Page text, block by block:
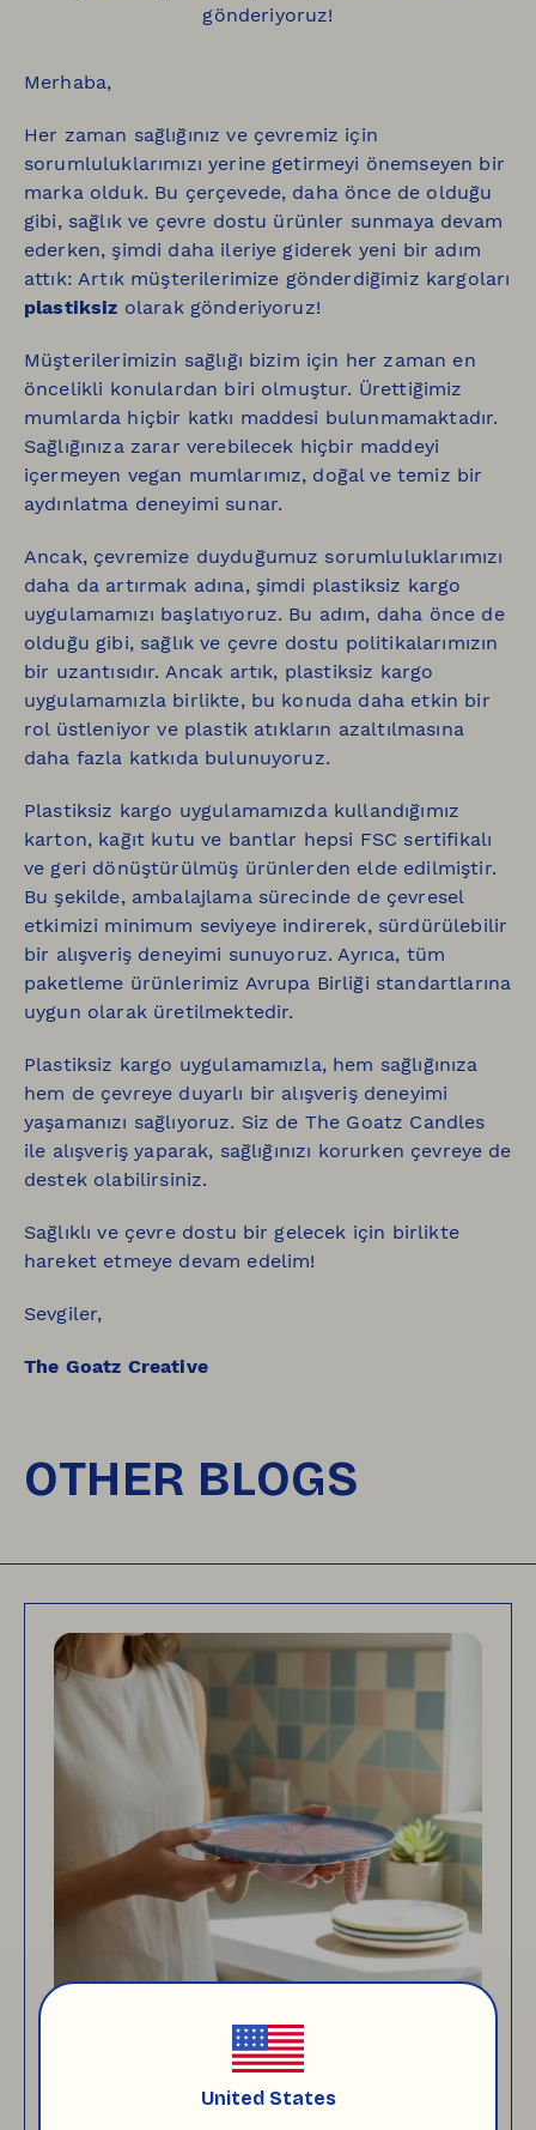
United States
gönderiyoruz!
Merhaba,
Her zaman sağlığınız ve çevremiz için
sorumluluklarımızı yerine getirmeyi önemseyen bir
marka olduk. Bu çerçevede, daha önce de olduğu
gibi, sağlık ve çevre dostu ürünler sunmaya devam
ederken, şimdi daha ileriye giderek yeni bir adım
attık: Artık müşterilerimize gönderdiğimiz kargoları
plastiksiz olarak gönderiyoruz!
Müşterilerimizin sağlığı bizim için her zaman en
öncelikli konulardan biri olmuştur. Ürettiğimiz
mumlarda hiçbir katkı maddesi bulunmamaktadır.
Sağlığınıza zarar verebilecek hiçbir maddeyi
içermeyen vegan mumlarımız, doğal ve temiz bir
aydınlatma deneyimi sunar.
Ancak, çevremize duyduğumuz sorumluluklarımızı
daha da artırmak adına, şimdi plastiksiz kargo
uygulamamızı başlatıyoruz. Bu adım, daha önce de
olduğu gibi, sağlık ve çevre dostu politikalarımızın
bir uzantısıdır. Ancak artık, plastiksiz kargo
uygulamamızla birlikte, bu konuda daha etkin bir
rol üstleniyor ve plastik atıkların azaltılmasına
daha fazla katkıda bulunuyoruz.
Plastiksiz kargo uygulamamızda kullandığımız
karton, kağıt kutu ve bantlar hepsi FSC sertifikalı
ve geri dönüştürülmüş ürünlerden elde edilmiştir.
Bu şekilde, ambalajlama sürecinde de çevresel
etkimizi minimum seviyeye indirerek, sürdürülebilir
bir alışveriş deneyimi sunuyoruz. Ayrıca, tüm
paketleme ürünlerimiz Avrupa Birliği standartlarına
uygun olarak üretilmektedir.
Plastiksiz kargo uygulamamızla, hem sağlığınıza
hem de çevreye duyarlı bir alışveriş deneyimi
yaşamanızı sağlıyoruz. Siz de The Goatz Candles
ile alışveriş yaparak, sağlığınızı korurken çevreye de
destek olabilirsiniz.
Sağlıklı ve çevre dostu bir gelecek için birlikte
hareket etmeye devam edelim!
Sevgiler,
The Goatz Creative
OTHER BLOGS